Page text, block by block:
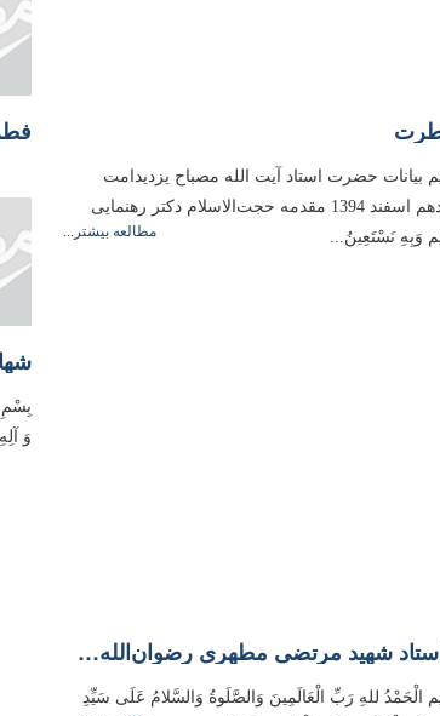
بیانات حضرت استاد آیت الله مصباح یزدیدامت
برکاته در باب فطرت؛ دهم اسفند 1394 مقدمه حجت‌الاسلام دکتر رهنمایی
وَبِهِ نَسْتَعِینُ...
مطالعه بیشتر...
بِسْمِ
وَ
ویژگی‌های ممتاز استاد شهید مرتضی مطهری رضوان‌الله‌علیه
الْحَمْدُ للهِ رَبِّ الْعَالَمِینَ وَالصَّلَوةُ وَالسَّلامُ عَلَی سَیِّدِ